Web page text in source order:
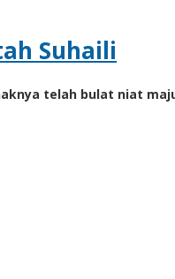
Suhaili
telah bulat niat